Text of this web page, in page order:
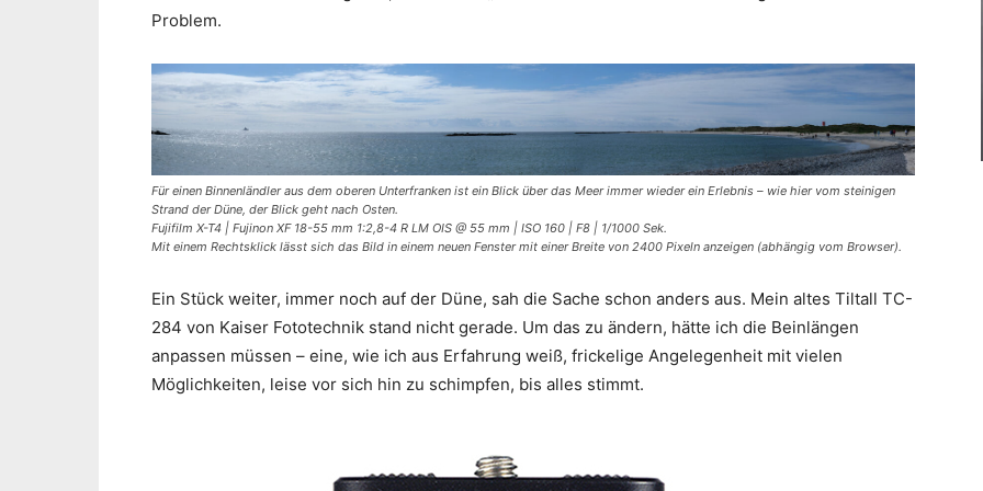
Problem.
Für einen Binnenländler aus dem oberen Unterfranken ist ein Blick über das Meer immer wieder ein Erlebnis – wie hier vom steinigen
Strand der Düne, der Blick geht nach Osten.
Fujifilm X-T4 | Fujinon XF 18-55 mm 1:2,8-4 R LM OIS @ 55 mm | ISO 160 | F8 | 1/1000 Sek.
Mit einem Rechtsklick lässt sich das Bild in einem neuen Fenster mit einer Breite von 2400 Pixeln anzeigen (abhängig vom Browser).
Ein Stück weiter, immer noch auf der Düne, sah die Sache schon anders aus. Mein altes Tiltall TC-
284 von Kaiser Fototechnik stand nicht gerade. Um das zu ändern, hätte ich die Beinlängen
anpassen müssen – eine, wie ich aus Erfahrung weiß, frickelige Angelegenheit mit vielen
Möglichkeiten, leise vor sich hin zu schimpfen, bis alles stimmt.